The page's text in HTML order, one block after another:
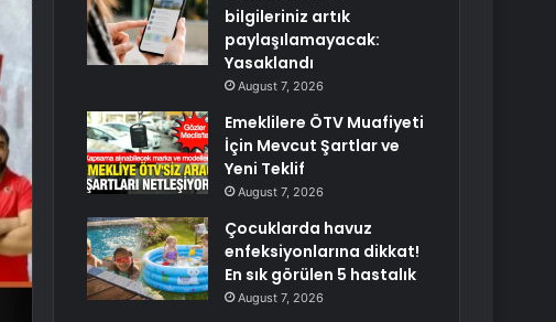
bilgileriniz artık
paylaşılamayacak:
Yasaklandı
August 7, 2026
Emeklilere ÖTV Muafiyeti
İçin Mevcut Şartlar ve
Yeni Teklif
August 7, 2026
Çocuklarda havuz
enfeksiyonlarına dikkat!
En sık görülen 5 hastalık
August 7, 2026